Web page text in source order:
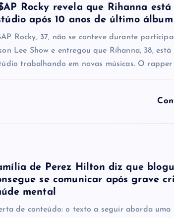
Rocky revela que Rihanna
após 10 anos de último álbum
Rocky, 37, não se conteve durante
Lee Show e entregou que Rihanna, 38,
trabalhando em novas músicas. O rapper
de Perez Hilton diz que
se comunicar após grave
mental
de conteúdo: o texto a seguir aborda uma